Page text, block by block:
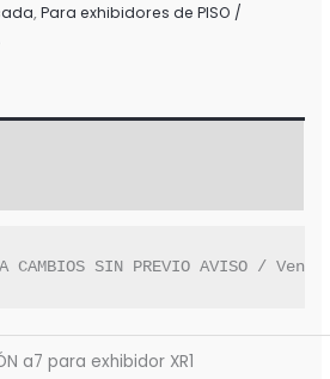
,Para exhibidores de PISO /
A CAMBIOS SIN PREVIO AVISO /
a7 para exhibidor XR1